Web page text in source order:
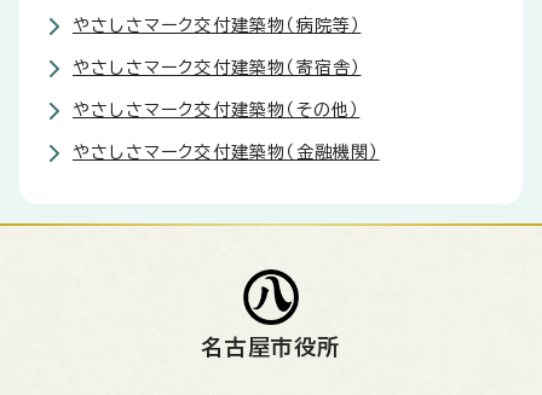
やさしさマーク交付建築物（病院等）
やさしさマーク交付建築物（寄宿舎）
やさしさマーク交付建築物（その他）
やさしさマーク交付建築物（金融機関）
名古屋市役所